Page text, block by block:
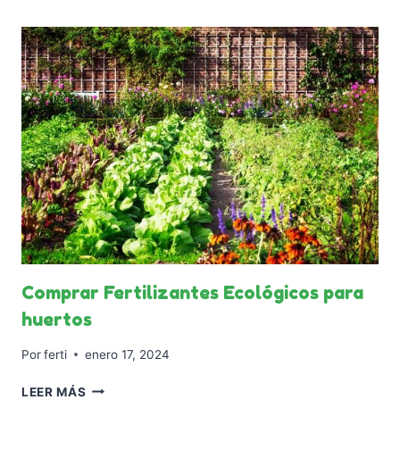
Comprar Fertilizantes Ecológicos para
huertos
Porferti enero 17, 2024
LEER MÁS COMPRAR